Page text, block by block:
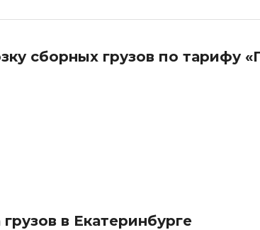
сборных грузов по тарифу
в Екатеринбурге